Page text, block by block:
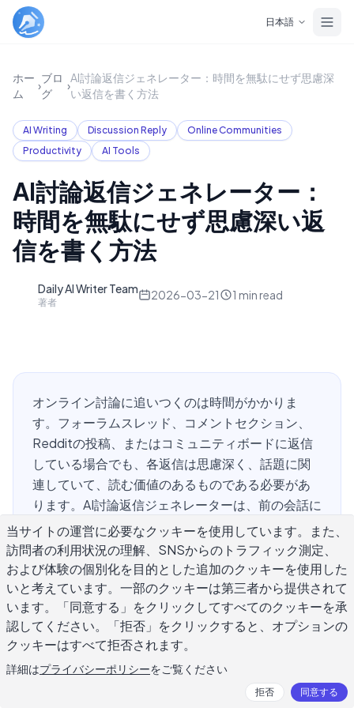
日本語
ホー
ム
›
ブロ
グ
›
AI討論返信ジェネレーター：時間を無駄にせず思慮深
い返信を書く方法
AI Writing Discussion Reply
Online Communities
Productivity
AI Tools
AI討論返信ジェネレーター：
時間を無駄にせず思慮深い返
信を書く方法
Daily AI Writer Team
著者
2026-03-21 1 min read
オンライン討論に追いつくのは時間がかかりま
す。フォーラムスレッド、コメントセクション、
Redditの投稿、またはコミュニティボードに返信
している場合でも、各返信は思慮深く、話題に関
連していて、読む価値のあるものである必要があ
ります。AI討論返信ジェネレーターは、前の会話に
基づいて文脈的に適切な返信を起案することでこ
れを変えます。空白のテキストボックスをじっと
見つめる代わりに、数秒で改善できる堅実なドラ
フトで開始します。このガイドは、これらのツー
ルがどのように機能するか、何が得意か、そして
返信がロボットのように見えたり、一般的に見え
たりしないようにそれらを使用する方法について
説明しています。
当サイトの運営に必要なクッキーを使用しています。また、
訪問者の利用状況の理解、SNSからのトラフィック測定、
および体験の個別化を目的とした追加のクッキーを使用した
いと考えています。一部のクッキーは第三者から提供されて
います。「同意する」をクリックしてすべてのクッキーを承
認してください。「拒否」をクリックすると、オプションの
クッキーはすべて拒否されます。
詳細はプライバシーポリシーをご覧ください
拒否 同意する